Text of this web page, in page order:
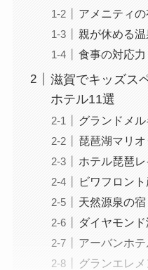
アメニティ
親が休める
食事の対応力
滋賀でキッズス
ホテル11選
グランドメ
琵琶湖マリ
ホテル琵琶
ビワフロン
天然源泉の宿
ダイヤモン
アーバンホ
グランエレメ